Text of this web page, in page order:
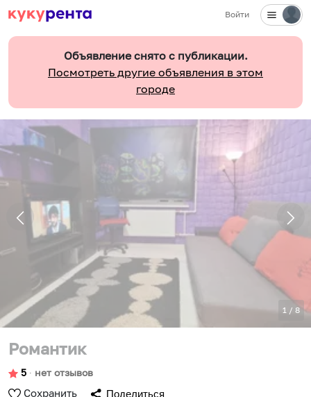
Войти
Объявление снято с публикации.
Посмотреть другие объявления в этом
городе
1 / 8
Романтик
5 ∙ нет отзывов
Сохранить Поделиться